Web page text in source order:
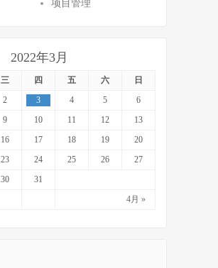
项目管理
2022年3月
三 四 五 六 日
4月 »
2 3 4 5
6
9 10 11 12
13
16 17 18 19
20
23 24 25 26
27
30 31